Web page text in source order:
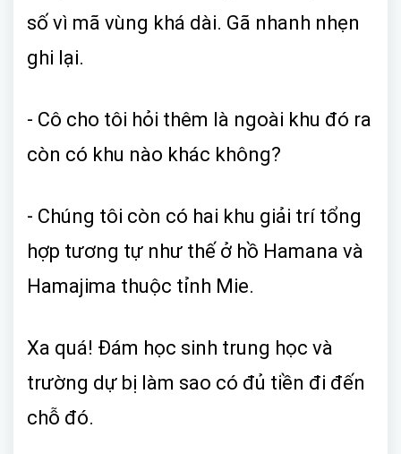
số vì mã vùng khá dài. Gã nhanh nhẹn
ghi lại.
- Cô cho tôi hỏi thêm là ngoài khu đó ra
còn có khu nào khác không?
- Chúng tôi còn có hai khu giải trí tổng
hợp tương tự như thế ở hồ Hamana và
Hamajima thuộc tỉnh Mie.
Xa quá! Đám học sinh trung học và
trường dự bị làm sao có đủ tiền đi đến
chỗ đó.